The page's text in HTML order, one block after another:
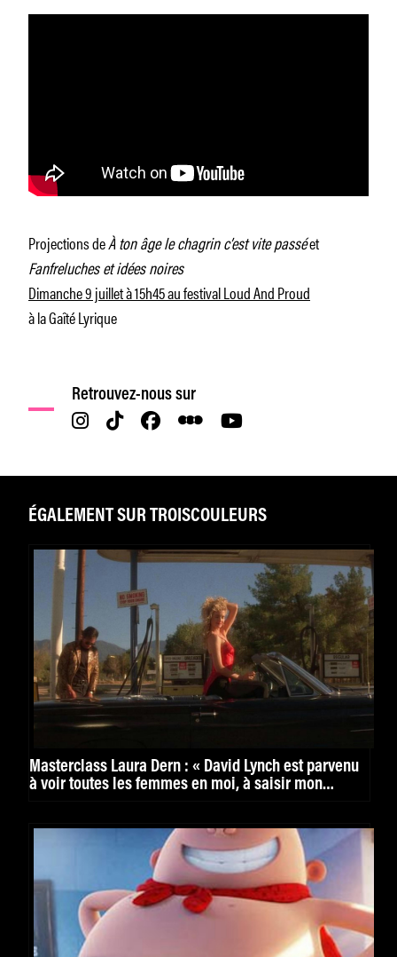
Projections deÀ ton âge le chagrin c’est vite passéet
Fanfreluches et idées noires
Dimanche 9 juillet à 15h45 au festival Loud And Proud
à la Gaîté Lyrique
Retrouvez-nous sur
ÉGALEMENT SUR TROISCOULEURS
Masterclass Laura Dern : « David Lynch est parvenu
à voir toutes les femmes en moi, à saisir mon